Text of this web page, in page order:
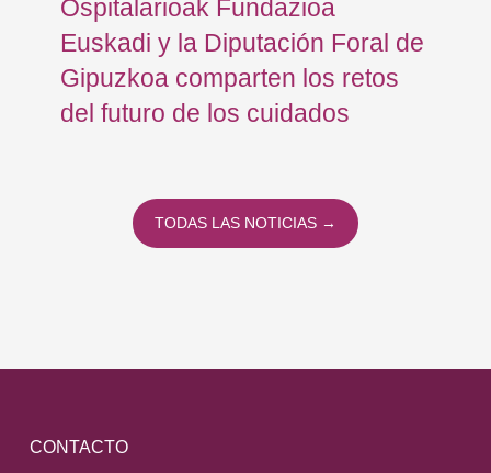
Ospitalarioak Fundazioa
Euskadi y la Diputación Foral de
Gipuzkoa comparten los retos
del futuro de los cuidados
TODAS LAS NOTICIAS →
CONTACTO